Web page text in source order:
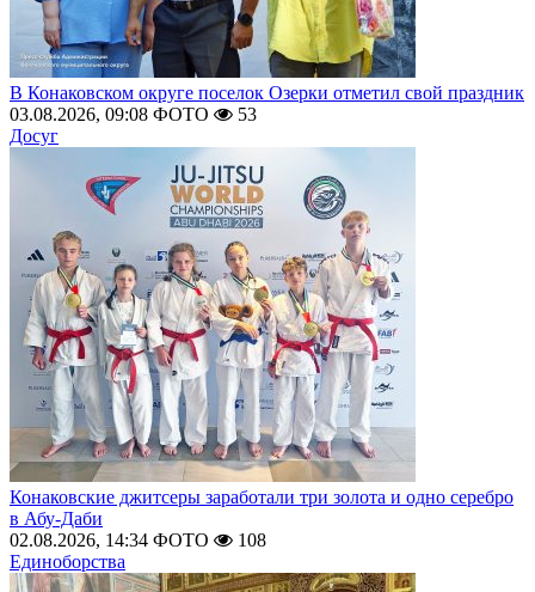
В Конаковском округе поселок Озерки отметил свой праздник
03.08.2026, 09:08 ФОТО
53
Досуг
Конаковские джитсеры заработали три золота и одно серебро
в Абу-Даби
02.08.2026, 14:34 ФОТО
108
Единоборства